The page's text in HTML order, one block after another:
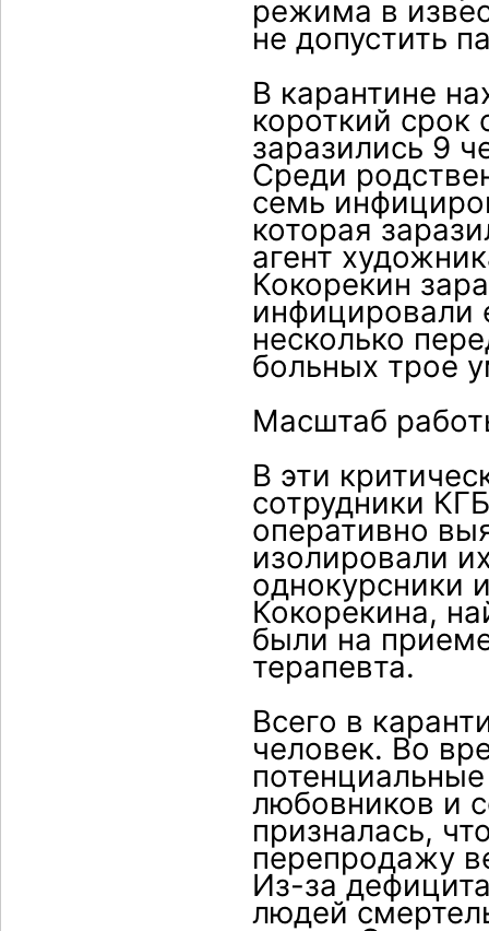
режима в
не допустить
В карантине
короткий срок
заразились 9
Среди
семь
которая
агент
Кокорекин
инфицировали
несколько
больных трое
Масштаб
В эти
сотрудники
оперативно
изолировали
однокурсники
Кокорекина,
были на
терапевта.
Всего в
человек. Во
любовников и
призналась,
перепродажу
Из-за
людей